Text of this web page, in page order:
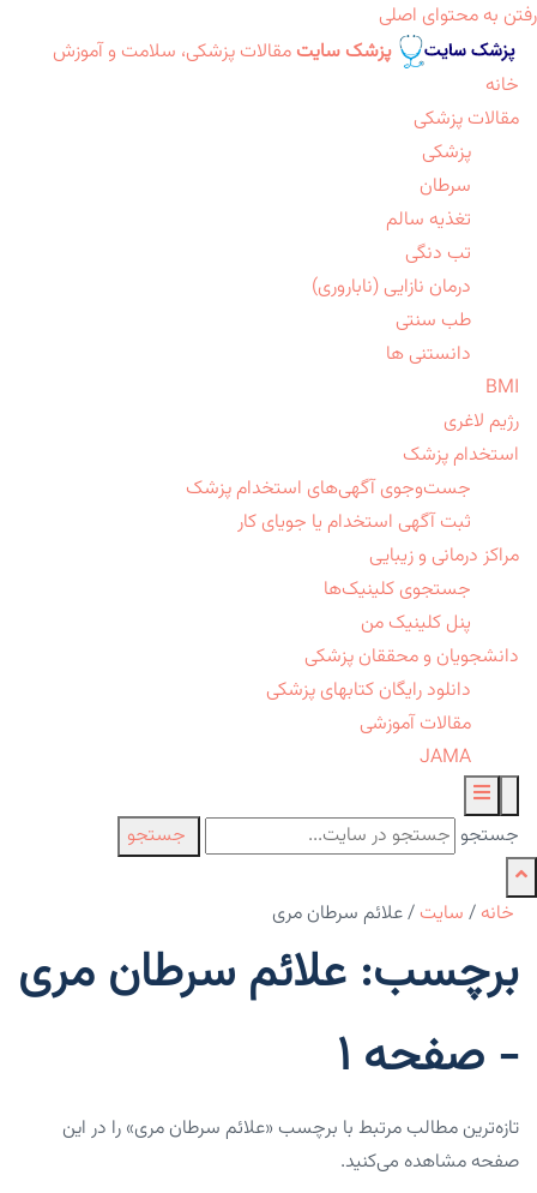
رفتن به محتوای اصلی
پزشک سایت مقالات پزشکی، سلامت و آموزش
خانه
مقالات پزشکی
پزشکی
سرطان
تغذیه سالم
تب دنگی
درمان نازایی (ناباروری)
طب سنتی
دانستنی ها
BMI
رژیم لاغری
استخدام پزشک
جست‌وجوی آگهی‌های استخدام پزشک
ثبت آگهی استخدام یا جویای کار
مراکز درمانی و زیبایی
جستجوی کلینیک‌ها
پنل کلینیک من
دانشجویان و محققان پزشکی
دانلود رایگان کتابهای پزشکی
مقالات آموزشی
JAMA
جستجو جستجو
خانه / سایت /علائم سرطان مری
برچسب: علائم سرطان مری
- صفحه 1
تازه‌ترین مطالب مرتبط با برچسب «علائم سرطان مری» را در این
صفحه مشاهده می‌کنید.